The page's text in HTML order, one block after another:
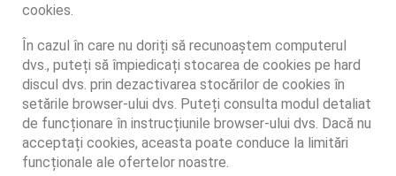
cookies.
În cazul în care nu doriți să recunoaștem computerul
dvs., puteți să împiedicați stocarea de cookies pe hard
discul dvs. prin dezactivarea stocărilor de cookies în
setările browser-ului dvs. Puteți consulta modul detaliat
de funcționare în instrucțiunile browser-ului dvs. Dacă nu
acceptați cookies, aceasta poate conduce la limitări
funcționale ale ofertelor noastre.